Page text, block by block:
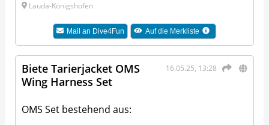
Lauda-Königshofen
Mail an Dive4Fun Auf die Merkliste
16.05.25, 13:28
Biete Tarierjacket OMS
Wing Harness Set
OMS Set bestehend aus: